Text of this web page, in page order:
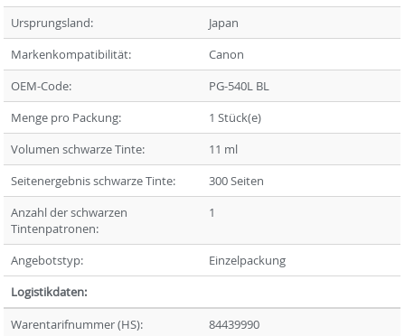
Ursprungsland:
Japan
Markenkompatibilität:
Canon
OEM-Code:
PG-540L BL
Menge pro Packung:
1 Stück(e)
Volumen schwarze Tinte:
11 ml
Seitenergebnis schwarze Tinte:
300 Seiten
Anzahl der schwarzen
Tintenpatronen:
1
Angebotstyp:
Einzelpackung
Logistikdaten:
Warentarifnummer (HS):
84439990